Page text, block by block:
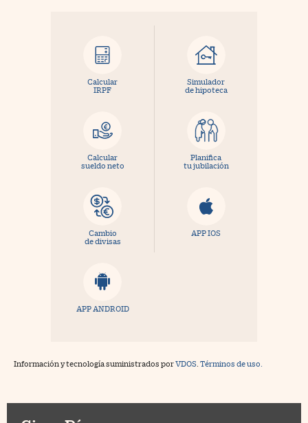
Calcular
IRPF
Simulador
de hipoteca
Calcular
sueldo neto
Planifica
tu jubilación
Cambio
de divisas
APP IOS
APP ANDROID
Información y tecnología suministrados porVDOS Términos de uso.